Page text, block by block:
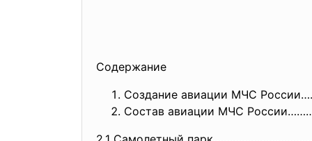
Содержание
Создание авиации МЧС
Состав авиации МЧС